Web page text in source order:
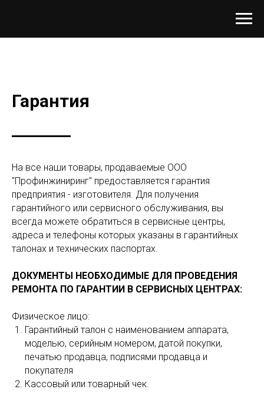
Гарантия
На все наши товары, продаваемые ООО
"Профинжиниринг" предоставляется гарантия
предприятия - изготовителя. Для получения
гарантийного или сервисного обслуживания, вы
всегда можете обратиться в сервисные центры,
адреса и телефоны которых указаны в гарантийных
талонах и технических паспортах.
ДОКУМЕНТЫ НЕОБХОДИМЫЕ ДЛЯ ПРОВЕДЕНИЯ
РЕМОНТА ПО ГАРАНТИИ В СЕРВИСНЫХ ЦЕНТРАХ:
Физическое лицо:
Гарантийный талон с наименованием аппарата,
моделью, серийным номером, датой покупки,
печатью продавца, подписями продавца и
покупателя
Кассовый или товарный чек.